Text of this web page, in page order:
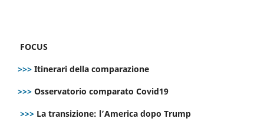
FOCUS
>>> Itinerari della comparazione
>>> Osservatorio comparato Covid19
>>> La transizione: l’America dopo Trump